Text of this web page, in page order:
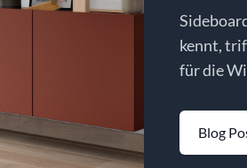
kennt,
für die
Blog